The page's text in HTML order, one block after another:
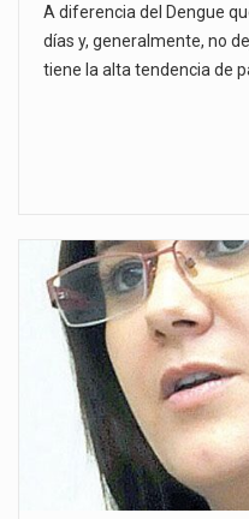
A diferencia del Dengue
días y, generalmente, no
tiene la alta tendencia de